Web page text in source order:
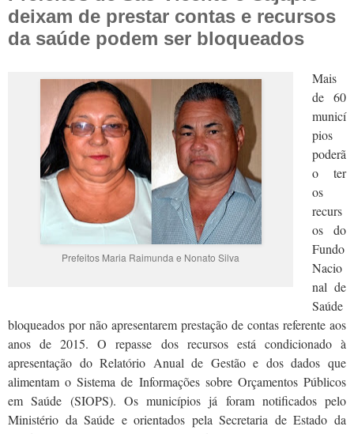
deixam de prestar contas e recursos
da saúde podem ser bloqueados
Prefeitos Maria Raimunda e Nonato Silva
Mais
de 60
municí
pios
poderã
o ter
os
recurs
os do
Fundo
Nacio
nal de
Saúde
bloqueados por não apresentarem prestação de contas referente aos
anos de 2015. O repasse dos recursos está condicionado à
apresentação do Relatório Anual de Gestão e dos dados que
alimentam o Sistema de Informações sobre Orçamentos Públicos
em Saúde (SIOPS). Os municípios já foram notificados pelo
Ministério da Saúde e orientados pela Secretaria de Estado da